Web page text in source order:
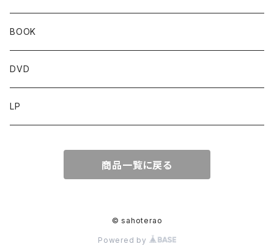
BOOK
DVD
LP
商品一覧に戻る
© sahoterao
Powered by